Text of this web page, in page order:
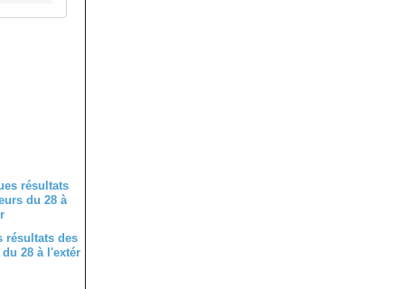
résultats des
28 à l'extér